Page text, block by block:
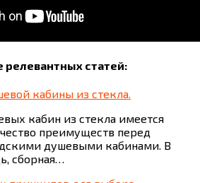
релевантных статей:
кабины из стекла.
кабин из стекла имеется
преимуществ перед
душевыми кабинами. В
сборная…